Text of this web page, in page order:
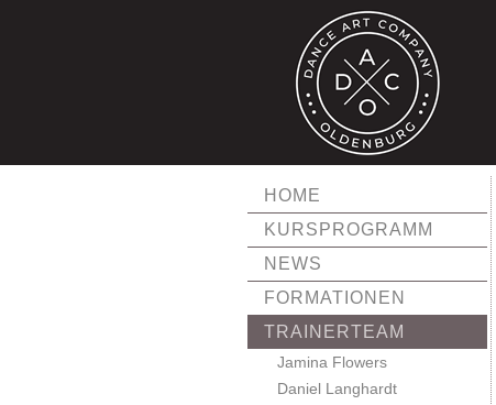
HOME
KURSPROGRAMM
NEWS
FORMATIONEN
TRAINERTEAM
Jamina Flowers
Daniel Langhardt